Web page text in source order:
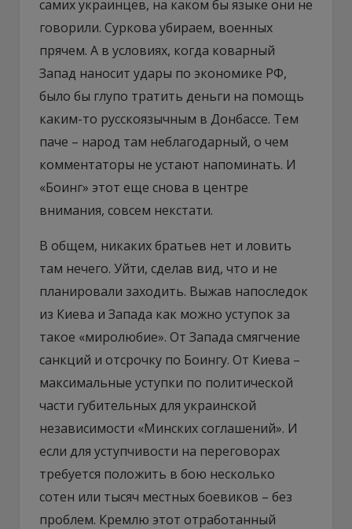
самих украинцев, на каком бы языке они не
говорили. Суркова убираем, военных
прячем. А в условиях, когда коварный
Запад наносит удары по экономике РФ,
было бы глупо тратить деньги на помощь
каким-то русскоязычным в Донбассе. Тем
паче – народ там неблагодарный, о чем
комментаторы не устают напоминать. И
«Боинг» этот еще снова в центре
внимания, совсем некстати.
В общем, никаких братьев нет и ловить
там нечего. Уйти, сделав вид, что и не
планировали заходить. Выжав напоследок
из Киева и Запада как можно уступок за
такое «миролюбие». От Запада смягчение
санкций и отсрочку по Боингу. От Киева –
максимальные уступки по политической
части губительных для украинской
независимости «Минских соглашений». И
если для уступчивости на переговорах
требуется положить в бою несколько
сотен или тысяч местных боевиков – без
проблем. Кремлю этот отработанный